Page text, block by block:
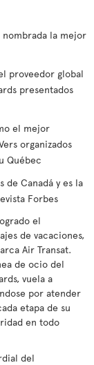
nombrada la mejor
proveedor global
presentados
el mejor
organizados
Québec
de Canadá y es la
Forbes
el
de vacaciones,
Air Transat.
de ocio del
vuela a
por atender
etapa de su
en todo
del